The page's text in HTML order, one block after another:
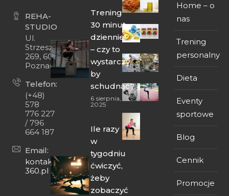
REHA-
STUDIO
Ul.
Strzeszyńska
269, 60-474
Poznań
Telefon:
(+48)
578
776 227
/ 796
664 187
Email:
kontakt@fit-
360.pl
Trening
30 minut
dziennie
– czy to
wystarczy,
by
schudnąć?
6 sierpnia,
2025
Ile razy
w
tygodniu
ćwiczyć,
żeby
zobaczyć
Home – o
nas
Trening
personalny
Dieta
Eventy
sportowe
Blog
Cennik
Promocje